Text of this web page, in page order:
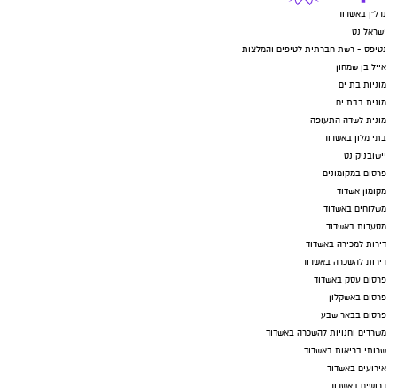
נדל"ן באשדוד
ישראל נט
נטיפס - רשת חברתית לטיפים והמלצות
אייל בן שמחון
מוניות בת ים
מונית בבת ים
מונית לשדה התעופה
בתי מלון באשדוד
יישובניק נט
פרסום במקומונים
מקומון אשדוד
משלוחים באשדוד
מסעדות באשדוד
דירות למכירה באשדוד
דירות להשכרה באשדוד
פרסום עסק באשדוד
פרסום באשקלון
פרסום בבאר שבע
משרדים וחנויות להשכרה באשדוד
שרותי בריאות באשדוד
אירועים באשדוד